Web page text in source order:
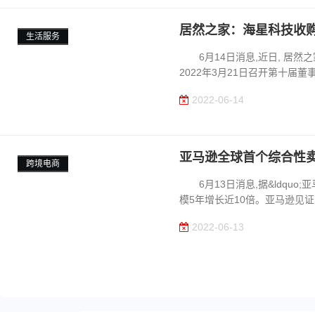
生活服务 居然之家：海星科技收
6月14日消息,近日, 居然之
2022年3月21日召开第十届董
2022-06-14
跨境电商 亚马逊全球首个综合性
6月13日消息,据&ldquo;亚
模5年增长近10倍。亚马逊见
2022-06-13